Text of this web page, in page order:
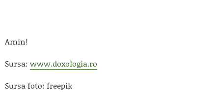
Amin!
Sursa: www.doxologia.ro
Sursa foto: freepik